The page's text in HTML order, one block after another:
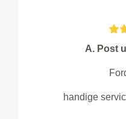
H.
Garage heeft